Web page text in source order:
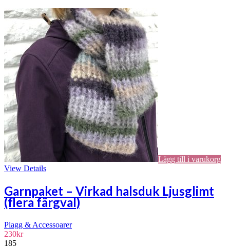
Lägg till i varukorg
View Details
Garnpaket – Virkad halsduk Ljusglimt
(flera färgval)
Plagg & Accessoarer
230kr
185